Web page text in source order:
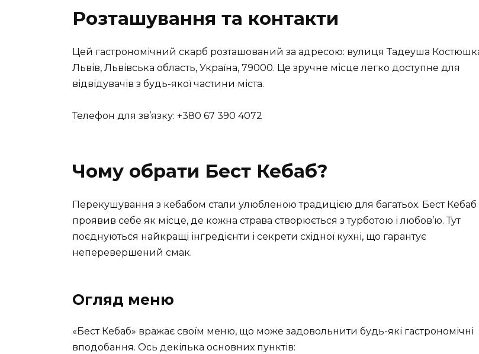
Розташування та контакти
Цей гастрономічний скарб розташований за адресою: вулиця Тадеуша
Львів, Львівська область, Україна, 79000. Це зручне місце легко доступне для
відвідувачів з будь-якої частини міста.
Телефон для зв’язку: +380 67 390 4072
Чому обрати Бест Кебаб?
Перекушування з кебабом стали улюбленою традицією для багатьох. Бест Кебаб
проявив себе як місце, де кожна страва створюється з турботою і любов’ю. Тут
поєднуються найкращі інгредієнти і секрети східної кухні, що гарантує
неперевершений смак.
Огляд меню
«Бест Кебаб» вражає своїм меню, що може задовольнити будь-які гастрономічні
вподобання. Ось декілька основних пунктів: